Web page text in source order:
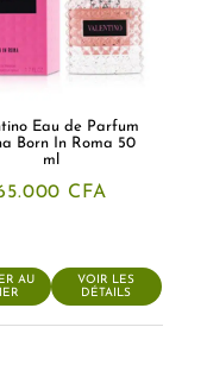
Eau de Parfum
Born In Roma 50
ml
CFA
AU
VOIR LES
DÉTAILS